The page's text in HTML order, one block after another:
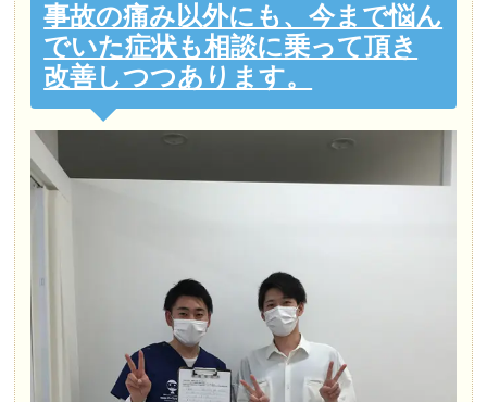
事故の痛み以外にも、今まで悩ん
でいた症状も相談に乗って頂き
改善しつつあります。